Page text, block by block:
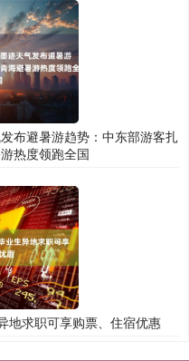
布避暑游趋势：中东部游客扎
热度领跑全国
地求职可享购票、住宿优惠